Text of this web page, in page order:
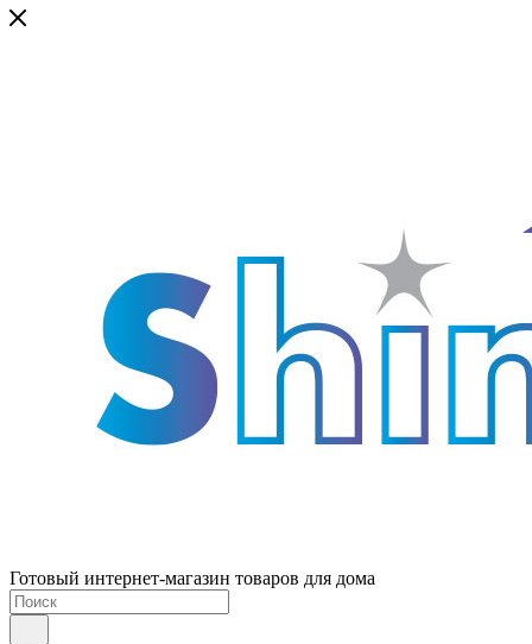
Готовый интернет-магазин товаров для дома